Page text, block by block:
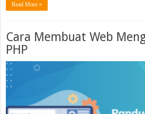
Read More »
Cara Membuat Web
PHP